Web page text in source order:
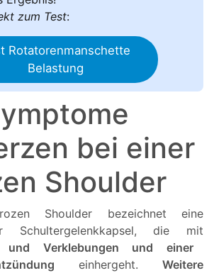
zum Test:
Rotatorenmanschette
Belastung
bei einer
Shoulder
Shoulder bezeichnet eine
Schultergelenkkapsel, die mit
und Verklebungen und einer
einhergeht. Weitere